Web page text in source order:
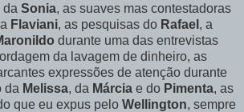
da Sonia, as suaves mas contestadoras
Flaviani, as pesquisas do Rafael , a
durante uma das entrevistas
da lavagem de dinheiro, as
expressões de atenção durante
da Melissa, da Márciae do Pimenta, as
que eu expus pelo Wellington, sempre